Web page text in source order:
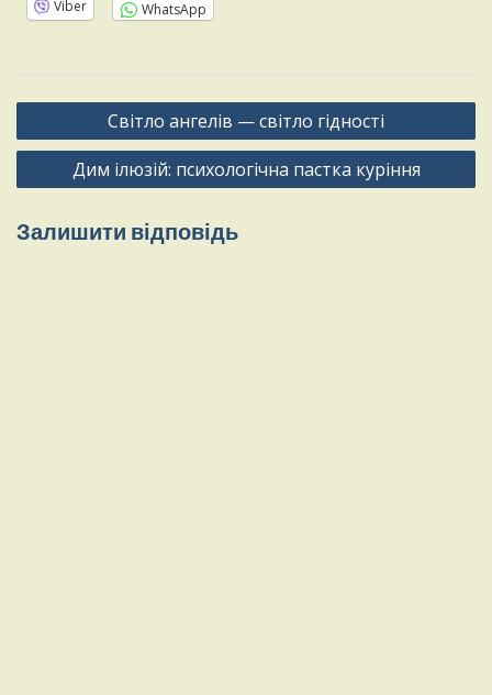
Viber WhatsApp
Світло ангелів — світло гідності
Дим ілюзій: психологічна пастка куріння
Залишити відповідь